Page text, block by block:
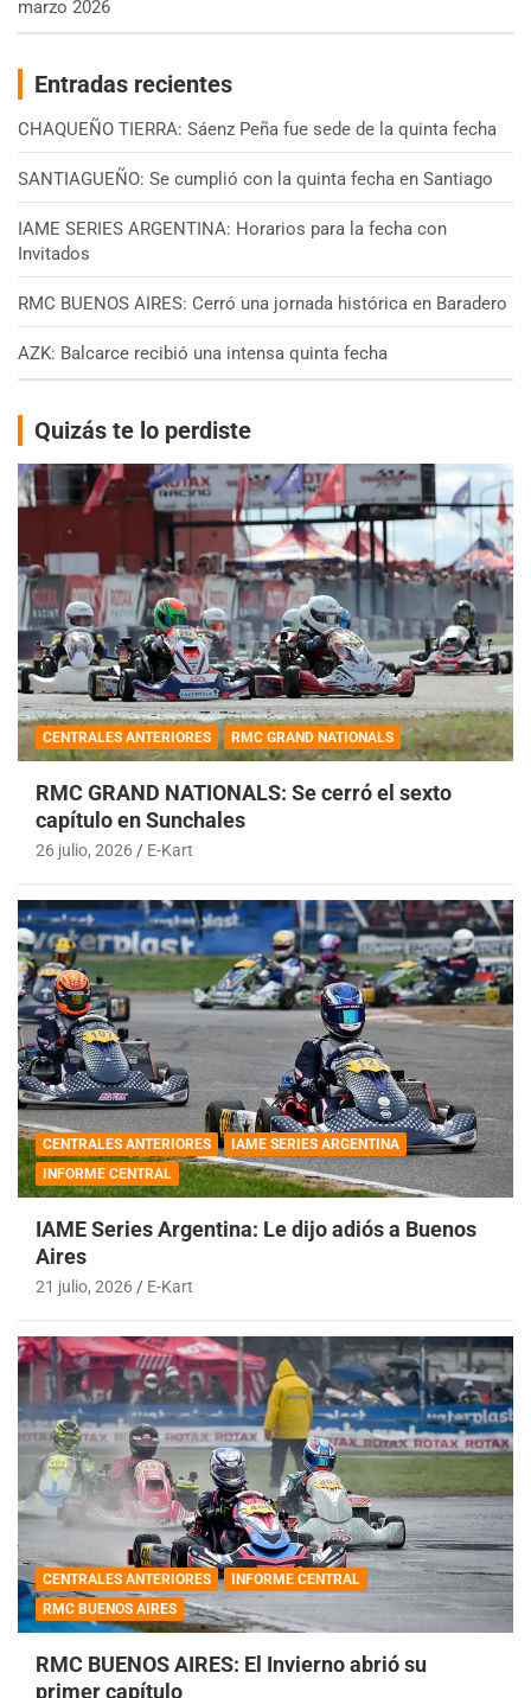
marzo 2026
Entradas recientes
CHAQUEÑO TIERRA: Sáenz Peña fue sede de la quinta fecha
SANTIAGUEÑO: Se cumplió con la quinta fecha en Santiago
IAME SERIES ARGENTINA: Horarios para la fecha con
Invitados
RMC BUENOS AIRES: Cerró una jornada histórica en Baradero
AZK: Balcarce recibió una intensa quinta fecha
Quizás te lo perdiste
CENTRALES ANTERIORES RMC GRAND NATIONALS
RMC GRAND NATIONALS: Se cerró el sexto
capítulo en Sunchales
26 julio, 2026 E-Kart
CENTRALES ANTERIORES
IAME SERIES ARGENTINA
INFORME CENTRAL
IAME Series Argentina: Le dijo adiós a Buenos
Aires
21 julio, 2026 E-Kart
CENTRALES ANTERIORES
INFORME CENTRAL
RMC BUENOS AIRES
RMC BUENOS AIRES: El Invierno abrió su
primer capítulo